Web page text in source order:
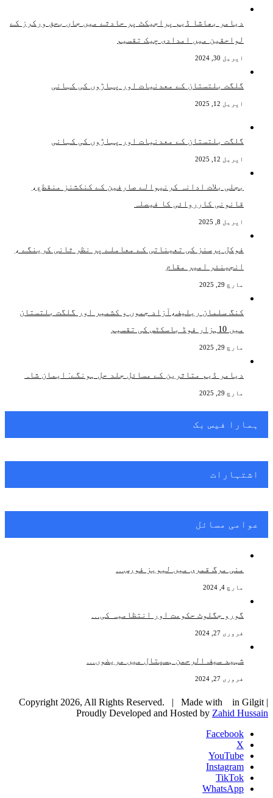
دیامر بھاشا ڈیم پراجیکٹ پر حادثے میں جاں بحق ورکرز کے
لواحقین میں امدادی چیک تقسیم
اپریل 30, 2024
گلگت بلتستان کے معدنیات اور پہاڑوں کی کہانی
اپریل 12, 2025
گلگت بلتستان کے معدنیات اور پہاڑوں کی کہانی
اپریل 12, 2025
بجلی بلات ادانہ کرنیوالے صارفین کے کنکشنز منقطع،
قانونی کارروائی کا فیصلہ
اپریل 8, 2025
فوکل پرسنز کی تعیناتی کے معاملے پر نظر ثانی کرینگے ،
انجینئر امیر مقام
مارچ 29, 2025
کنگ سلمان ریلیف،آزاد جموں و کشمیر اور گلگت بلتستان
میں 10ہزار فوڈ باسکٹس کی تقسیم
مارچ 29, 2025
دیامر ڈیم متاثرین کے مسائل جلد حل ہونگے: ایمان شاہ
مارچ 29, 2025
ہمارا فیس بک
اشتہارات
عوامی مسائل
منی مرگ قمری میں لیویز فورس…
مارچ 4, 2024
گورو جگلوٹ حکومت اور انتظامیہ کی…
فروری 27, 2024
شہید سیف الرحمن ہسپتال میں مریضوں…
فروری 27, 2024
Copyright 2026, All Rights Reserved. | Made with
in Gilgit |
Proudly Developed and Hosted by Zahid Hussain
Facebook
X
YouTube
Instagram
TikTok
WhatsApp